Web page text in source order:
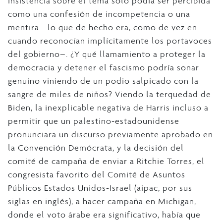
como una confesión de incompetencia o una
mentira –lo que de hecho era, como de vez en
cuando reconocían implícitamente los portavoces
del gobierno–. ¿Y qué llamamiento a proteger la
democracia y detener el fascismo podría sonar
genuino viniendo de un podio salpicado con la
sangre de miles de niños? Viendo la terquedad de
Biden, la inexplicable negativa de Harris incluso a
permitir que un palestino-estadounidense
pronunciara un discurso previamente aprobado en
la Convención Demócrata, y la decisión del
comité de campaña de enviar a Ritchie Torres, el
congresista favorito del Comité de Asuntos
Públicos Estados Unidos-Israel (aipac, por sus
siglas en inglés), a hacer campaña en Michigan,
donde el voto árabe era significativo, había que